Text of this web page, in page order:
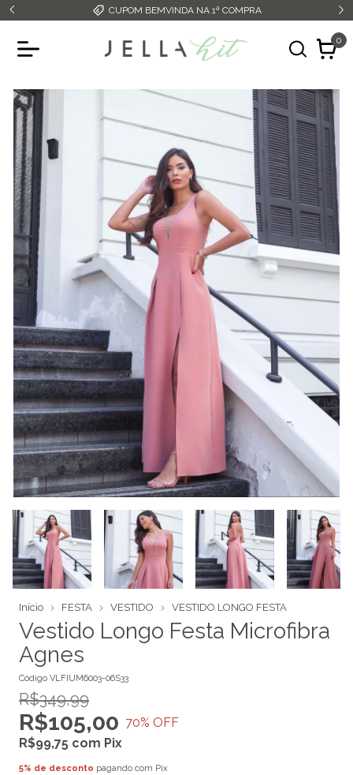
CUPOM BEMVINDA NA 1ª COMPRA
0
Início FESTA VESTIDO VESTIDO LONGO FESTA
Vestido Longo Festa Microfibra
Agnes
Código VLFIUM6003-06S33
R$349,99
R$105,00 70% OFF
R$99,75 com Pix
5% de desconto pagando com Pix